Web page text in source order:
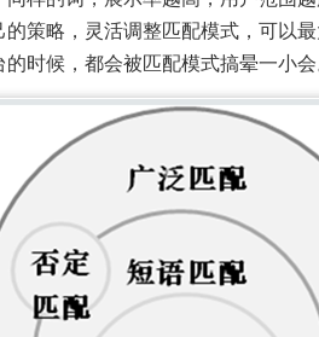
的策略，灵活调整匹配模式，可以
的时候，都会被匹配模式搞晕一小会